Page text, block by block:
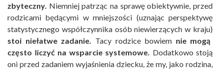
zbyteczny. Niemniej patrząc na sprawę obiektywnie, przed
rodzicami będącymi w mniejszości (uznając perspektywę
statystycznego współczynnika osób niewierzących w kraju)
stoi niełatwe zadanie. Tacy rodzice bowiem nie mogą
często liczyć na wsparcie systemowe. Dodatkowo stoją
oni przed zadaniem wyjaśnienia dziecku, że my, jako rodzina,